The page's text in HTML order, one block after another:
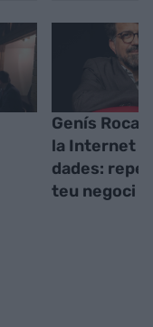
Genís Roca
la Internet
dades:
teu negoci